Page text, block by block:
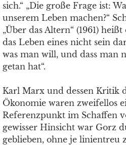
sich.“ „Die große Frage ist:
unserem Leben machen?“
„Über das Altern“ (1961)
das Leben eines nicht sein
was man will, und dass man
getan hat“.
Karl Marx und dessen Kritik
Ökonomie waren zweifellos
Referenzpunkt im Schaffen
gewisser Hinsicht war Gorz
geblieben, ohne je linientreu